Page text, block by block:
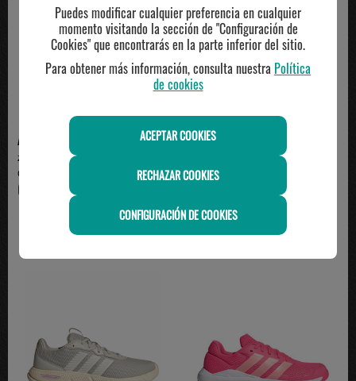
ADIDAS
zapatilla adidas mujer walking
CLOUDFOAM FLEX -...
65.00€
ADIDAS
zapatilla adidas mujer walking
CLOUDFOAM FLEX -...
Puedes modificar cualquier preferencia en cualquier
momento visitando la sección de "Configuración de
Cookies" que encontrarás en la parte inferior del sitio.
Para obtener más información, consulta nuestra Política
de cookies
ACEPTAR COOKIES
RECHAZAR COOKIES
CONFIGURACIÓN DE COOKIES